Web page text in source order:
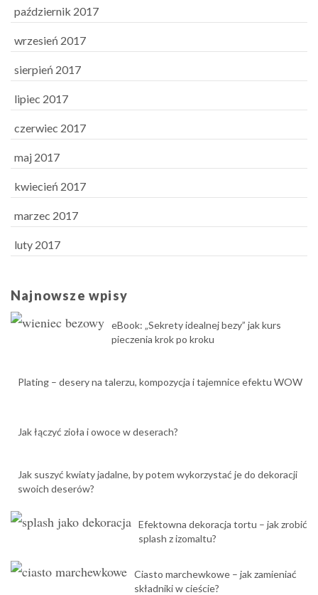
październik 2017
wrzesień 2017
sierpień 2017
lipiec 2017
czerwiec 2017
maj 2017
kwiecień 2017
marzec 2017
luty 2017
Najnowsze wpisy
eBook: „Sekrety idealnej bezy” jak kurs
pieczenia krok po kroku
Plating – desery na talerzu, kompozycja i tajemnice efektu WOW
Jak łączyć zioła i owoce w deserach?
Jak suszyć kwiaty jadalne, by potem wykorzystać je do dekoracji
swoich deserów?
Efektowna dekoracja tortu – jak zrobić
splash z izomaltu?
Ciasto marchewkowe – jak zamieniać
składniki w cieście?